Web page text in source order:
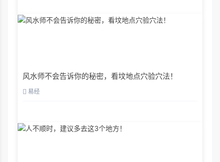
风水师不会告诉你的秘密，看坟地点穴验穴法！
易经